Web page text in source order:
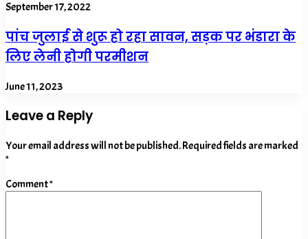
September 17, 2022
पांच जुलाई से शुरू हो रहा सावन, सड़क पर भंडारा के
लिए लेनी होगी परमीशन
June 11, 2023
Leave a Reply
Your email address will not be published.Required fields are marked
*
Comment*